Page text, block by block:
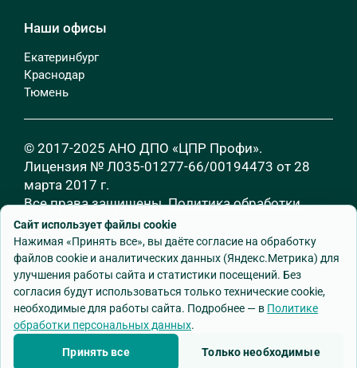
Наши офисы
Екатеринбург
Краснодар
Тюмень
© 2017-2025 АНО ДПО «ЦПР Профи».
Лицензия № Л035-01277-66/00194473 от 28
марта 2017 г.
Все права защищены.Политика обработки
персональных данных
Сайт использует файлы cookie
Нажимая «Принять все», вы даёте согласие на обработку
файлов cookie и аналитических данных (Яндекс.Метрика) для
улучшения работы сайта и статистики посещений. Без
согласия будут использоваться только технические cookie,
необходимые для работы сайта. Подробнее — в Политике
обработки персональных данных.
Принять все Только необходимые